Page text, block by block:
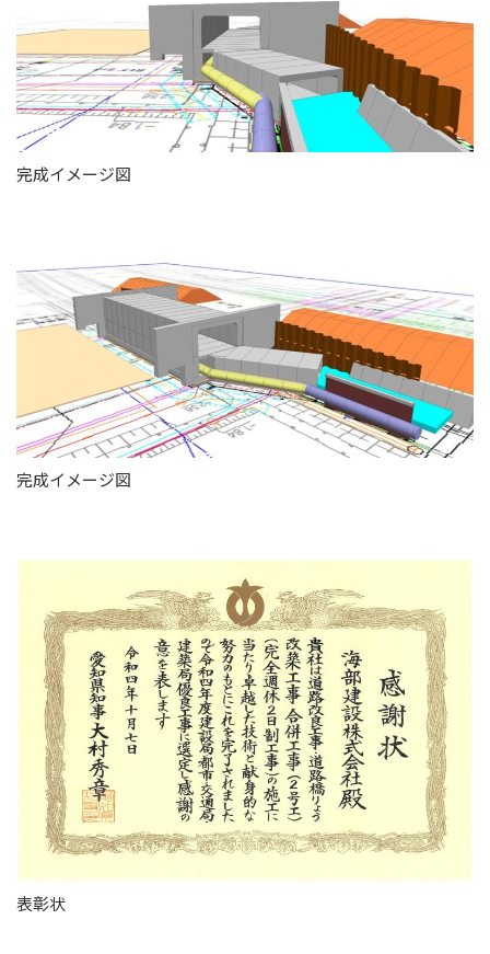
完成イメージ図
完成イメージ図
表彰状